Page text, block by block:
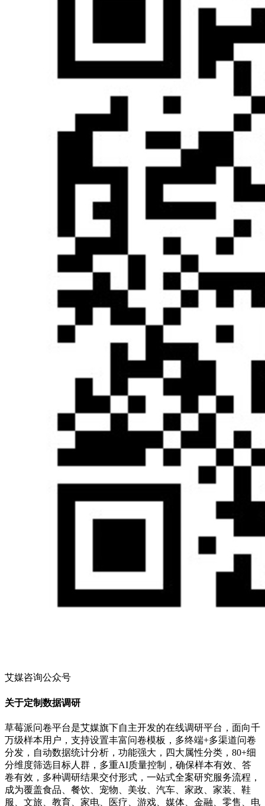
艾媒咨询公众号
关于定制数据调研
草莓派问卷平台是艾媒旗下自主开发的在线调研平台，面向千
万级样本用户，支持设置丰富问卷模板，多终端+多渠道问卷
分发，自动数据统计分析，功能强大，四大属性分类，80+细
分维度筛选目标人群，多重AI质量控制，确保样本有效、答
卷有效，多种调研结果交付形式，一站式全案研究服务流程，
成为覆盖食品、餐饮、宠物、美妆、汽车、家政、家装、鞋
服、文旅、教育、家电、医疗、游戏、媒体、金融、零售、电